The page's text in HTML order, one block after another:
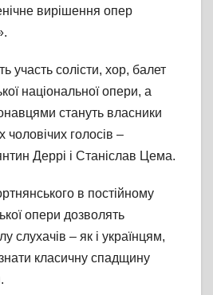
вирішення опер
участь солісти, хор, балет
національної опери, а
стануть власники
чоловічих голосів –
Деррі і Станіслав Цема.
в постійному
опери дозволять
слухачів – як і українцям,
класичну спадщину